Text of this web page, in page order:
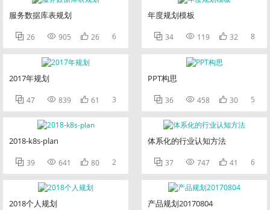
服务数据库表规划
 26  905  26 6
2017年规划
 47  839  61 3
2018-k8s-plan
 39  641  80 2
2018个人规划
年度规划模板
 34  119  32 8
PPT构思
 36  458  30 5
体系化的行业认知方法
 37  747  41 6
产品规划20170804